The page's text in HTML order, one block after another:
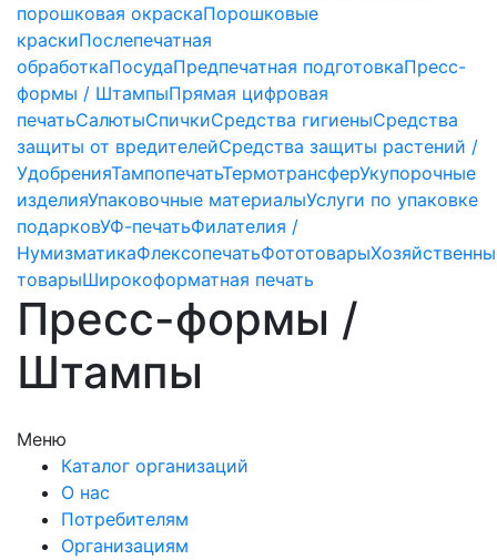
порошковая окраскаПорошковые
краскиПослепечатная
обработкаПосудаПредпечатная подготовкаПресс-
формы / ШтампыПрямая цифровая
печатьСалютыСпичкиСредства гигиеныСредства
защиты от вредителейСредства защиты растений /
УдобренияТампопечатьТермотрансферУкупорочные
изделияУпаковочные материалыУслуги по упаковке
подарковУФ-печатьФилателия /
НумизматикаФлексопечатьФототовары
товарыШирокоформатная печать
Пресс-формы /
Штампы
Меню
Каталог организаций
О нас
Потребителям
Организациям